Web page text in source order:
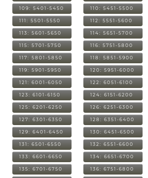
109: 5401-5450 110: 5451-5500
111: 5501-5550 112: 5551-5600
113: 5601-5650 114: 5651-5700
115: 5701-5750 116: 5751-5800
117: 5801-5850 118: 5851-5900
119: 5901-5950 120: 5951-6000
121: 6001-6050 122: 6051-6100
123: 6101-6150 124: 6151-6200
125: 6201-6250 126: 6251-6300
127: 6301-6350 128: 6351-6400
129: 6401-6450 130: 6451-6500
131: 6501-6550 132: 6551-6600
133: 6601-6650 134: 6651-6700
135: 6701-6750 136: 6751-6800